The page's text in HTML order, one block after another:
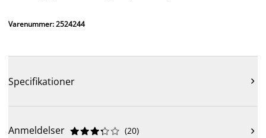
Varenummer: 2524244
Specifikationer 
Anmeldelser 




 (20) 